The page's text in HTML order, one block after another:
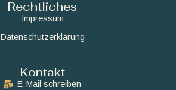
Rechtliches
Impressum
Datenschutzerklärung
Kontakt
E-Mail schreiben